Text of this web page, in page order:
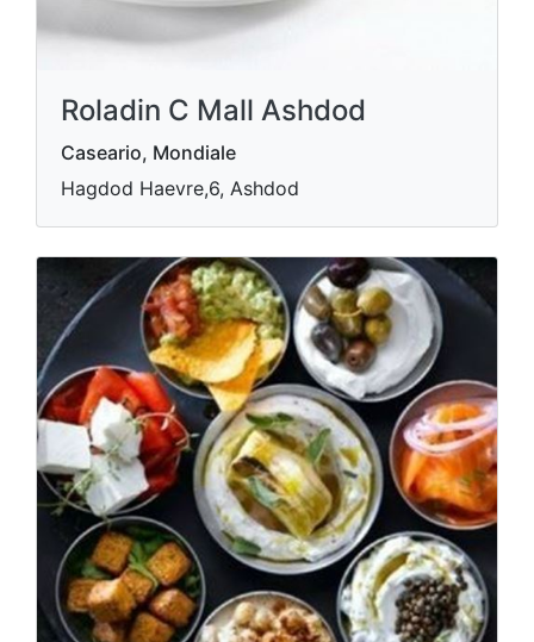
Roladin C Mall Ashdod
Caseario, Mondiale
Hagdod Haevre,6, Ashdod